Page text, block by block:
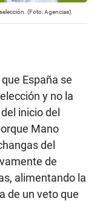
(Foto: Agencias).
España se
y no la
inicio del
Mano
del
de
alimentando la
de un veto que